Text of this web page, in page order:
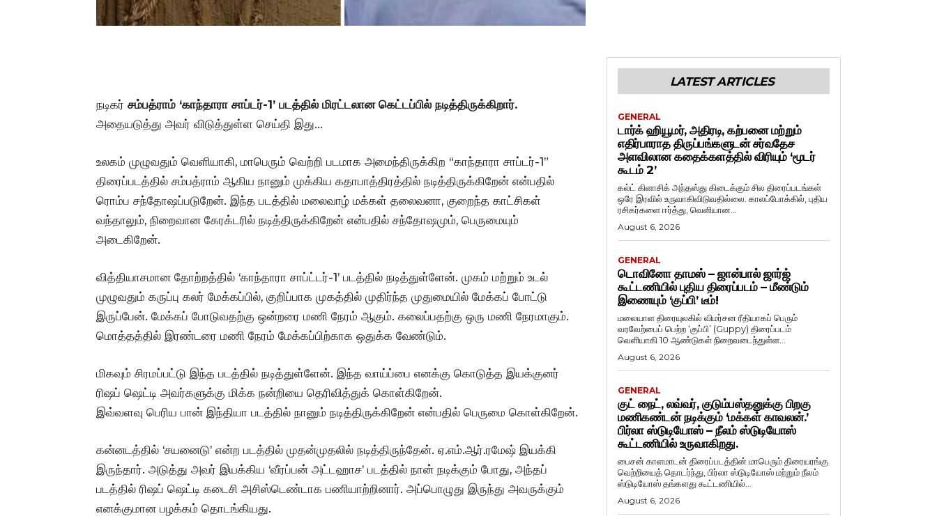
நடிகர் சம்பத்ராம் ‘காந்தாரா சாப்டர்-1’ படத்தில் மிரட்டலான கெட்டப்பில் நடித்திருக்கிறார்.
அதையடுத்து அவர் விடுத்துள்ள செய்தி இது…
உலகம் முழுவதும் வெளியாகி, மாபெரும் வெற்றி படமாக அமைந்திருக்கிற “காந்தாரா சாப்டர்-1”
திரைப்படத்தில் சம்பத்ராம் ஆகிய நானும் முக்கிய கதாபாத்திரத்தில் நடித்திருக்கிறேன் என்பதில்
ரொம்ப சந்தோஷப்படுறேன். இந்த படத்தில் மலைவாழ் மக்கள் தலைவனா, குறைந்த காட்சிகள்
வந்தாலும், நிறைவான கேரக்டரில் நடித்திருக்கிறேன் என்பதில் சந்தோஷமும், பெருமையும்
அடைகிறேன்.
வித்தியாசமான தோற்றத்தில் ‘காந்தாரா சாப்ட்டர்-1’ படத்தில் நடித்துள்ளேன். முகம் மற்றும் உடல்
முழுவதும் கருப்பு கலர் மேக்கப்பில், குறிப்பாக முகத்தில் முதிர்ந்த முதுமையில் மேக்கப் போட்டு
இருப்பேன். மேக்கப் போடுவதற்கு ஒன்றரை மணி நேரம் ஆகும். கலைப்பதற்கு ஒரு மணி நேரமாகும்.
மொத்தத்தில் இரண்டரை மணி நேரம் மேக்கப்பிற்காக ஒதுக்க வேண்டும்.
மிகவும் சிரமப்பட்டு இந்த படத்தில் நடித்துள்ளேன். இந்த வாய்ப்பை எனக்கு கொடுத்த இயக்குனர்
ரிஷப் ஷெட்டி அவர்களுக்கு மிக்க நன்றியை தெரிவித்துக் கொள்கிறேன்.
இவ்வளவு பெரிய பான் இந்தியா படத்தில் நானும் நடித்திருக்கிறேன் என்பதில் பெருமை கொள்கிறேன்.
கன்னடத்தில் ‘சயனைடு’ என்ற படத்தில் முதன்முதலில் நடித்திருந்தேன். ஏ.எம்.ஆர்.ரமேஷ் இயக்கி
இருந்தார். அடுத்து அவர் இயக்கிய ‘வீரப்பன் அட்டஹாச’ படத்தில் நான் நடிக்கும் போது, அந்தப்
படத்தில் ரிஷப் ஷெட்டி கடைசி அசிஸ்டெண்டாக பணியாற்றினார். அப்பொழுது இருந்து அவருக்கும்
எனக்குமான பழக்கம் தொடங்கியது.
LATEST ARTICLES
GENERAL
டார்க் ஹியூமர், அதிரடி, கற்பனை மற்றும்
எதிர்பாராத திருப்பங்களுடன் சர்வதேச
அளவிலான கதைக்களத்தில் விரியும் ‘மூடர்
கூடம் 2’
கல்ட் கிளாசிக் அந்தஸ்து கிடைக்கும் சில திரைப்படங்கள்
ஒரே இரவில் உருவாகிவிடுவதில்லை. காலப்போக்கில், புதிய
ரசிகர்களை ஈர்த்து, வெளியான...
August 6, 2026
GENERAL
டொவினோ தாமஸ் – ஜான்பால் ஜார்ஜ்
கூட்டணியில் புதிய திரைப்படம் – மீண்டும்
இணையும் ‘குப்பி’ டீம்!
மலையாள திரையுலகில் விமர்சன ரீதியாகப் பெரும்
வரவேற்பைப் பெற்ற ‘குப்பி’ (Guppy) திரைப்படம்
வெளியாகி 10 ஆண்டுகள் நிறைவடைந்துள்ள...
August 6, 2026
GENERAL
குட் நைட், லவ்வர், குடும்பஸ்தனுக்கு பிறகு
மணிகண்டன் நடிக்கும் ‘மக்கள் காவலன்.’
பிர்லா ஸ்டுடியோஸ் – நீலம் ஸ்டுடியோஸ்
கூட்டணியில் உருவாகிறது.
பைசன் காளமாடன் திரைப்படத்தின் மாபெரும் திரையரங்கு
வெற்றியைத் தொடர்ந்து, பிர்லா ஸ்டுடியோஸ் மற்றும் நீலம்
ஸ்டுடியோஸ் தங்களது கூட்டணியில்...
August 6, 2026